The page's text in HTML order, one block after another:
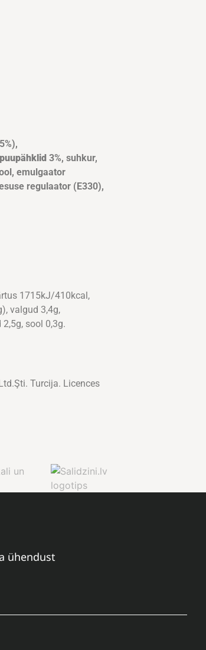
3%, suhkur,
emulgaator
regulaator (E330),
1715kJ/410kcal,
valgud 3,4g,
sool 0,3g.
Turcija. Licences
ühendust